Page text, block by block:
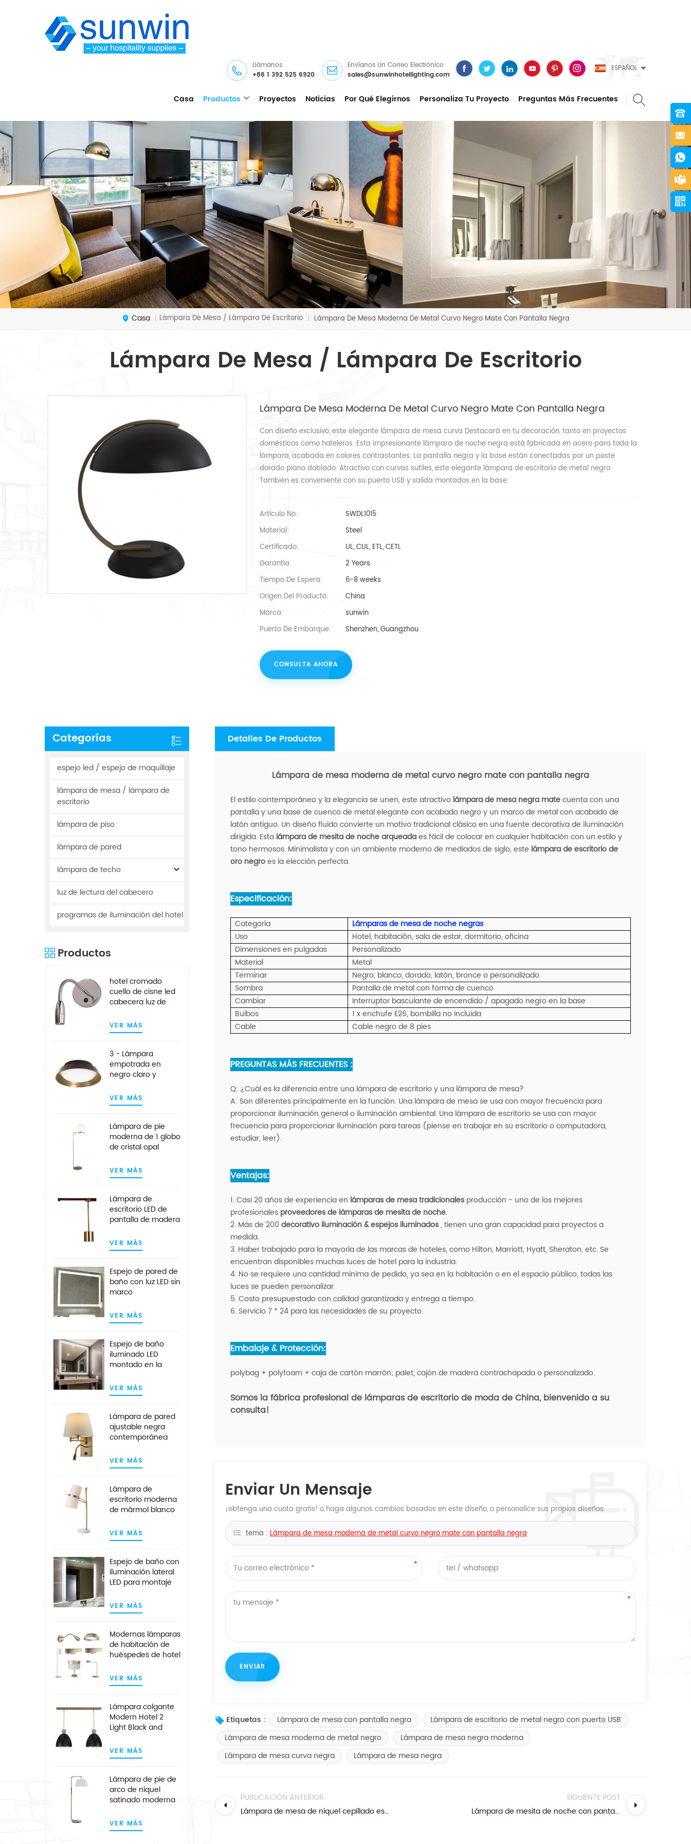
ESPAÑOL
Llámanos
+86 1 392 525 6920
Envíanos Un Correo Electrónico
sales@sunwinhotellighting.com
Casa Productos Proyectos Noticias Por Qué Elegirnos Personaliza Tu Proyecto Preguntas Más Frecuentes
Casa | Lámpara De Mesa / Lámpara De Escritorio | Lámpara De Mesa Moderna De Metal Curvo Negro Mate Con Pantalla Negra
Lámpara De Mesa / Lámpara De Escritorio
Lámpara De Mesa Moderna De Metal Curvo Negro Mate Con Pantalla Negra
Con diseño exclusivo, este elegante lámpara de mesa curva Destacará en tu decoración, tanto en proyectos
domésticos como hoteleros. Esta impresionante lámpara de noche negra está fabricada en acero para toda la
lámpara, acabada en colores contrastantes. La pantalla negra y la base están conectadas por un poste
dorado plano doblado. Atractivo con curvas sutiles, este elegante lámpara de escritorio de metal negro
También es conveniente con su puerto USB y salida montados en la base.
Artículo No.:
SWDL1015
Material:
Steel
Certificado:
UL, CUL, ETL, CETL
Garantía:
2 Years
Tiempo De Espera:
6-8 weeks
Origen Del Producto:
China
Marca:
sunwin
Puerto De Embarque:
Shenzhen, Guangzhou
CONSULTA AHORA
Categorías
espejo led / espejo de maquillaje
lámpara de mesa / lámpara de
escritorio
lámpara de piso
lámpara de pared
lámpara de techo
luz de lectura del cabecero
programas de iluminación del hotel
Productos
hotel cromado
cuello de cisne led
cabecera luz de
VER MÁS
3 - Lámpara
empotrada en
negro claro y
VER MÁS
Lámpara de pie
moderna de 1 globo
de cristal opal
acabado latón
VER MÁS
Lámpara de
escritorio LED de
pantalla de madera
moderna en latón
antiguo
VER MÁS
Espejo de pared de
baño con luz LED sin
marco
almohadilla
antivaho
VER MÁS
Espejo de baño
iluminado LED
montado en la
cuadrado
contemporáneo
VER MÁS
Lámpara de pared
ajustable negra
contemporánea
LED
VER MÁS
Lámpara de
escritorio moderna
de mármol blanco
pantalla de tela
blanca
VER MÁS
Espejo de baño con
iluminación lateral
LED para montaje
VER MÁS
Modernas lámparas
de habitación de
huéspedes de hotel
oro cepillado
VER MÁS
Lámpara colgante
Modern Hotel 2
Light Black and
VER MÁS
Lámpara de pie de
arco de níquel
satinado moderna
siglo
VER MÁS
Detalles De Productos
Lámpara de mesa moderna de metal curvo negro mate con pantalla negra
El estilo contemporáneo y la elegancia se unen, este atractivolámpara de mesa negra matecuenta con una
pantalla y una base de cuenco de metal elegante con acabado negro y un marco de metal con acabado de
latón antiguo. Un diseño fluido convierte un motivo tradicional clásico en una fuente decorativa de iluminación
dirigida. Estalámpara de mesita de noche arqueadaes fácil de colocar en cualquier habitación con un estilo y
tono hermosos. Minimalista y con un ambiente moderno de mediados de siglo, este lámpara de escritorio de
oro negroes la elección perfecta.
Especificación:
Categoría
Lámparas de mesa de noche negras
Uso
Hotel, habitación, sala de estar, dormitorio, oficina
Dimensiones en pulgadas
Personalizado
Material
Metal
Terminar
Negro, blanco, dorado, latón, bronce o personalizado
Sombra
Pantalla de metal con forma de cuenco
Cambiar
Interruptor basculante de encendido / apagado negro en la base
Bulbos
1 x enchufe E26, bombilla no incluida
Cable
Cable negro de 8 pies
PREGUNTAS MÁS FRECUENTES :
Q: ¿Cuál es la diferencia entre una lámpara de escritorio y una lámpara de mesa?
A: Son diferentes principalmente en la función. Una lámpara de mesa se usa con mayor frecuencia para
proporcionar iluminación general o iluminación ambiental. Una lámpara de escritorio se usa con mayor
frecuencia para proporcionar iluminación para tareas (piense en trabajar en su escritorio o computadora,
estudiar, leer).
Ventajas:
1. Casi 20 años de experiencia en lámparas de mesa tradicionalesproducción - uno de los mejores
profesionalesproveedores de lámparas de mesita de noche.
2. Más de 200 decorativoiluminación & espejos iluminados, tienen una gran capacidad para proyectos a
medida.
3. Haber trabajado para la mayoría de las marcas de hoteles, como Hilton, Marriott, Hyatt, Sheraton, etc. Se
encuentran disponibles muchas luces de hotel para la industria.
4. No se requiere una cantidad mínima de pedido, ya sea en la habitación o en el espacio público, todas las
luces se pueden personalizar.
5. Costo presupuestado con calidad garantizada y entrega a tiempo.
6. Servicio 7 * 24 para las necesidades de su proyecto.
Embalaje & Protección:
polybag + polyfoam + caja de cartón marrón; palet, cajón de madera contrachapada o personalizado.
Somos la fábrica profesional de lámparas de escritorio de moda de China,bienvenido a su
consulta!
Enviar Un Mensaje
¡obtenga una cuota gratis! o haga algunos cambios basados ​​en este diseño, o personalice sus propios diseños.
tema :Lámpara de mesa moderna de metal curvo negro mate con pantalla negra
Etiquetas : Lámpara de mesa con pantalla negra
Lámpara de escritorio de metal negro con puerto USB
Lámpara de mesa moderna de metal negro
Lámpara de mesa negra moderna
Lámpara de mesa curva negra
Lámpara de mesa negra
PUBLICACIÓN ANTERIOR
Lámpara de mesa de níquel cepillado estilo hotel de doble sombra con dos enchufes
SIGUIENTE POST
Lámpara de mesita de noche con pantalla de tambor de níquel cepillado blanco con toma de corriente y puerto USB